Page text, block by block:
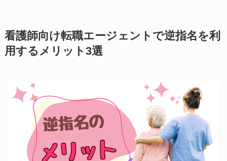
看護師向け転職エージェントで逆指名を利
用するメリット3選